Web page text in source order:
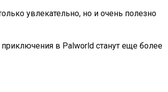
увлекательно, но и очень полезно
в Palworld станут еще более